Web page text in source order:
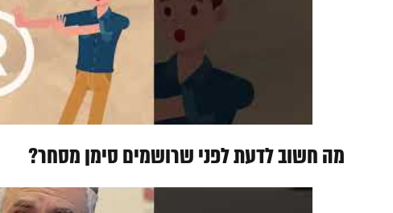
מה חשוב לדעת לפני שרושמים סימן מסחר?